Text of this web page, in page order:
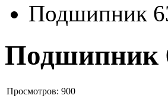
Подшипник
Подшипник
Просмотров: 900